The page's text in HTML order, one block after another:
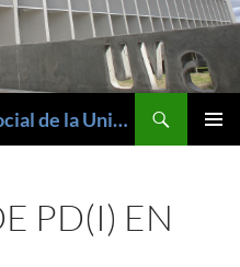
UVaINVESTIGA-Consejo Social de la Universidad de Valladolid
PD(I) EN